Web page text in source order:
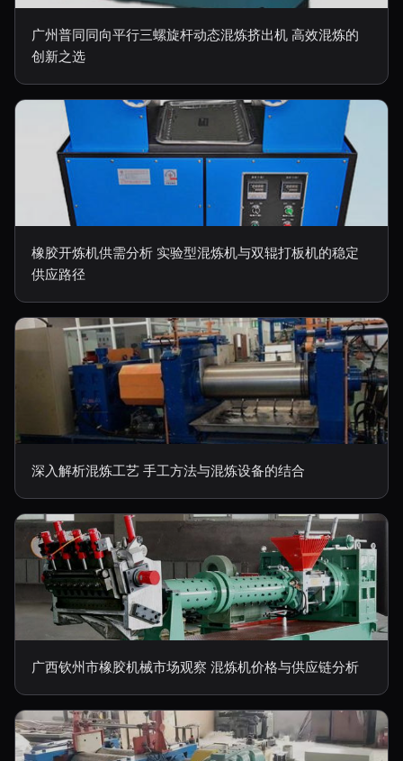
广州普同同向平行三螺旋杆动态混炼挤出机 高效混炼的
创新之选
橡胶开炼机供需分析 实验型混炼机与双辊打板机的稳定
供应路径
深入解析混炼工艺 手工方法与混炼设备的结合
广西钦州市橡胶机械市场观察 混炼机价格与供应链分析